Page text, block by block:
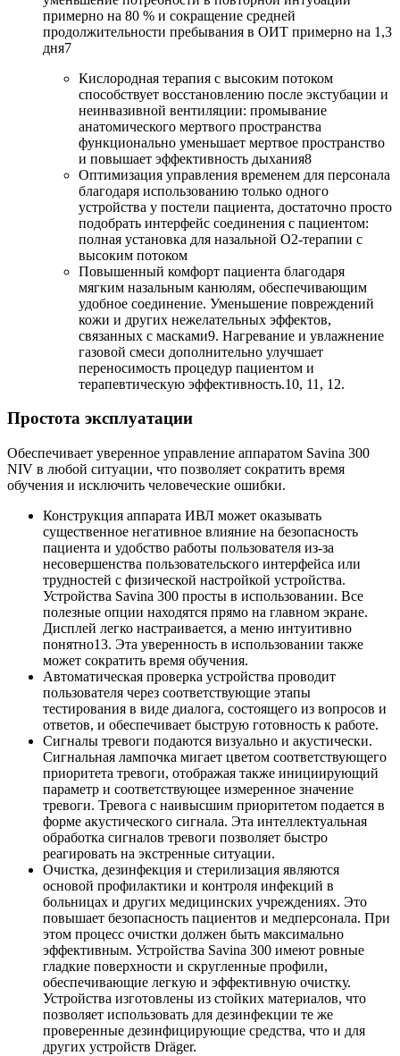
примерно на 80 % и сокращение средней
продолжительности пребывания в ОИТ примерно на 1,3
дня7
Кислородная терапия с высоким потоком
способствует восстановлению после экстубации и
неинвазивной вентиляции: промывание
анатомического мертвого пространства
функционально уменьшает мертвое пространство
и повышает эффективность дыхания8
Оптимизация управления временем для персонала
благодаря использованию только одного
устройства у постели пациента, достаточно просто
подобрать интерфейс соединения с пациентом:
полная установка для назальной O2-терапии с
высоким потоком
Повышенный комфорт пациента благодаря
мягким назальным канюлям, обеспечивающим
удобное соединение. Уменьшение повреждений
кожи и других нежелательных эффектов,
связанных с масками9. Нагревание и увлажнение
газовой смеси дополнительно улучшает
переносимость процедур пациентом и
терапевтическую эффективность.10, 11, 12.
Простота эксплуатации
Обеспечивает уверенное управление аппаратом Savina 300
NIV в любой ситуации, что позволяет сократить время
обучения и исключить человеческие ошибки.
Конструкция аппарата ИВЛ может оказывать
существенное негативное влияние на безопасность
пациента и удобство работы пользователя из-за
несовершенства пользовательского интерфейса или
трудностей с физической настройкой устройства.
Устройства Savina 300 просты в использовании. Все
полезные опции находятся прямо на главном экране.
Дисплей легко настраивается, а меню интуитивно
понятно13. Эта уверенность в использовании также
может сократить время обучения.
Автоматическая проверка устройства проводит
пользователя через соответствующие этапы
тестирования в виде диалога, состоящего из вопросов и
ответов, и обеспечивает быструю готовность к работе.
Сигналы тревоги подаются визуально и акустически.
Сигнальная лампочка мигает цветом соответствующего
приоритета тревоги, отображая также инициирующий
параметр и соответствующее измеренное значение
тревоги. Тревога с наивысшим приоритетом подается в
форме акустического сигнала. Эта интеллектуальная
обработка сигналов тревоги позволяет быстро
реагировать на экстренные ситуации.
Очистка, дезинфекция и стерилизация являются
основой профилактики и контроля инфекций в
больницах и других медицинских учреждениях. Это
повышает безопасность пациентов и медперсонала. При
этом процесс очистки должен быть максимально
эффективным. Устройства Savina 300 имеют ровные
гладкие поверхности и скругленные профили,
обеспечивающие легкую и эффективную очистку.
Устройства изготовлены из стойких материалов, что
позволяет использовать для дезинфекции те же
проверенные дезинфицирующие средства, что и для
других устройств Dräger.